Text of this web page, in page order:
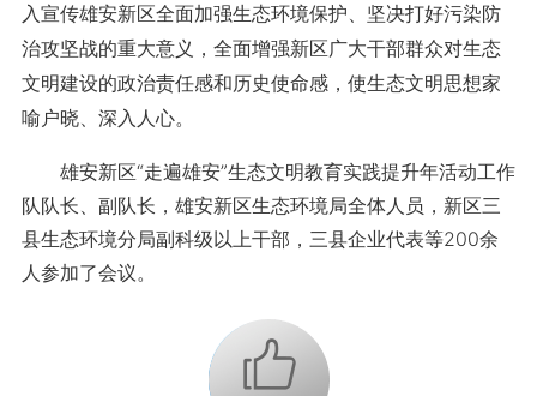
入宣传雄安新区全面加强生态环境保护、坚决打好污染防
治攻坚战的重大意义，全面增强新区广大干部群众对生态
文明建设的政治责任感和历史使命感，使生态文明思想家
喻户晓、深入人心。
雄安新区“走遍雄安”生态文明教育实践提升年活动工作
队队长、副队长，雄安新区生态环境局全体人员，新区三
县生态环境分局副科级以上干部，三县企业代表等200余
人参加了会议。
+1